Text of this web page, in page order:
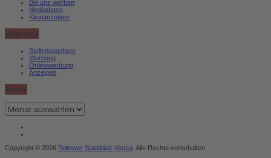
Bei uns werben
Mediadaten
Kleinanzeigen
Über uns
Stellenangebote
Werbung
Onlinewerbung
Anzeigen
Archiv
Archiv
Copyright © 2026 Teltower Stadtblatt-Verlag . Alle Rechte vorbehalten.